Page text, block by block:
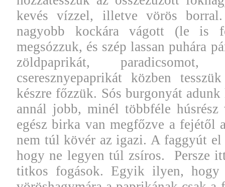
kevés vízzel, illetve vörös
nagyobb kockára vágott (le is
megsózzuk, és szép lassan puhára
zöldpaprikát,
cseresznyepaprikát közben
készre főzzük. Sós burgonyát
annál jobb, minél többféle
egész birka van megfőzve a fejétől
nem túl kövér az igazi. A faggyút
hogy ne legyen túl zsíros. Persze
titkos fogások. Egyik ilyen, hogy